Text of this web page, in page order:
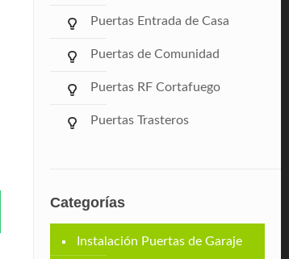
Puertas Entrada de Casa
Puertas de Comunidad
Puertas RF Cortafuego
Puertas Trasteros
Categorías
Instalación Puertas de Garaje